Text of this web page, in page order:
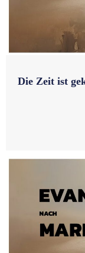
Die Zeit ist